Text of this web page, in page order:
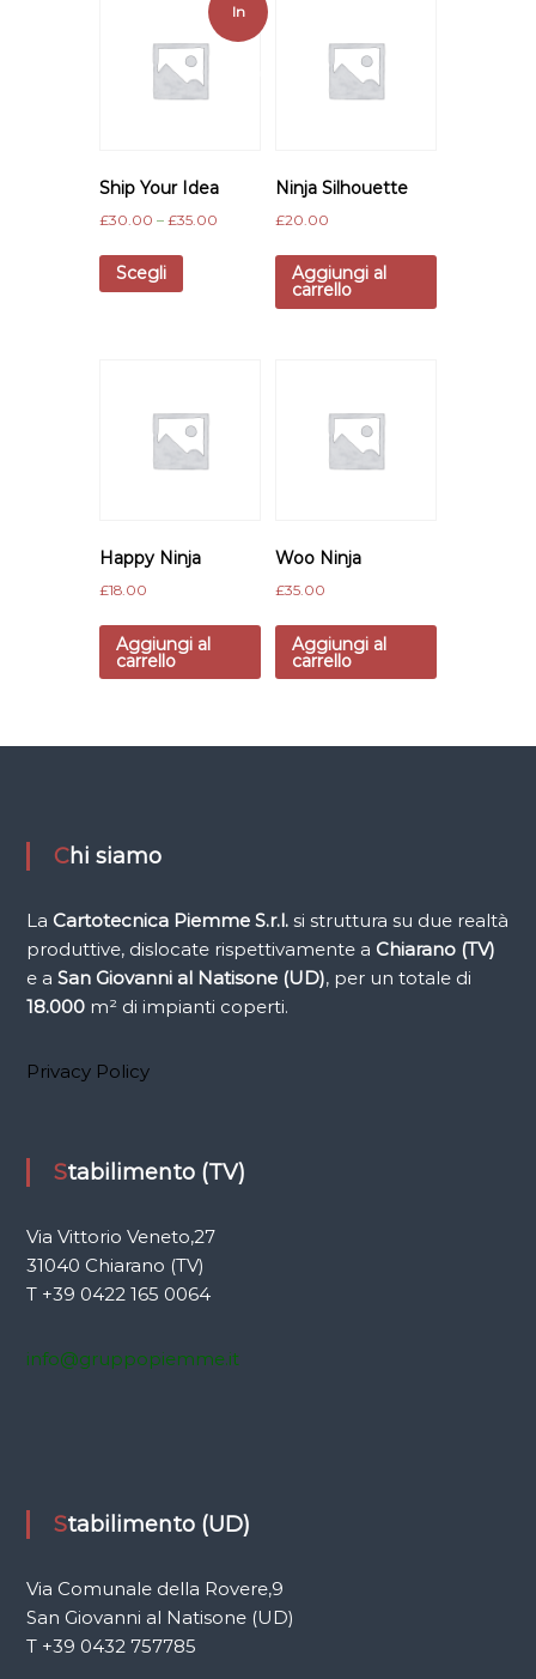
In
Ship Your Idea
£30.00 –£35.00
Scegli
Ninja Silhouette
£20.00
Aggiungi al
carrello
Happy Ninja
£18.00
Aggiungi al
carrello
Woo Ninja
£35.00
Aggiungi al
carrello
Chi siamo
La Cartotecnica Piemme S.r.l.si struttura su due realtà
produttive, dislocate rispettivamente a Chiarano (TV)
e a San Giovanni al Natisone (UD), per un totale di
18.000m² di impianti coperti.
Privacy Policy
Stabilimento (TV)
Via Vittorio Veneto,27
31040 Chiarano (TV)
T +39 0422 165 0064
info@gruppopiemme.it
Stabilimento (UD)
Via Comunale della Rovere,9
San Giovanni al Natisone (UD)
T +39 0432 757785